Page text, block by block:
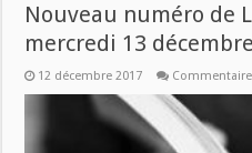
Nouveau numéro de
mercredi 13 décembre
12 décembre 2017